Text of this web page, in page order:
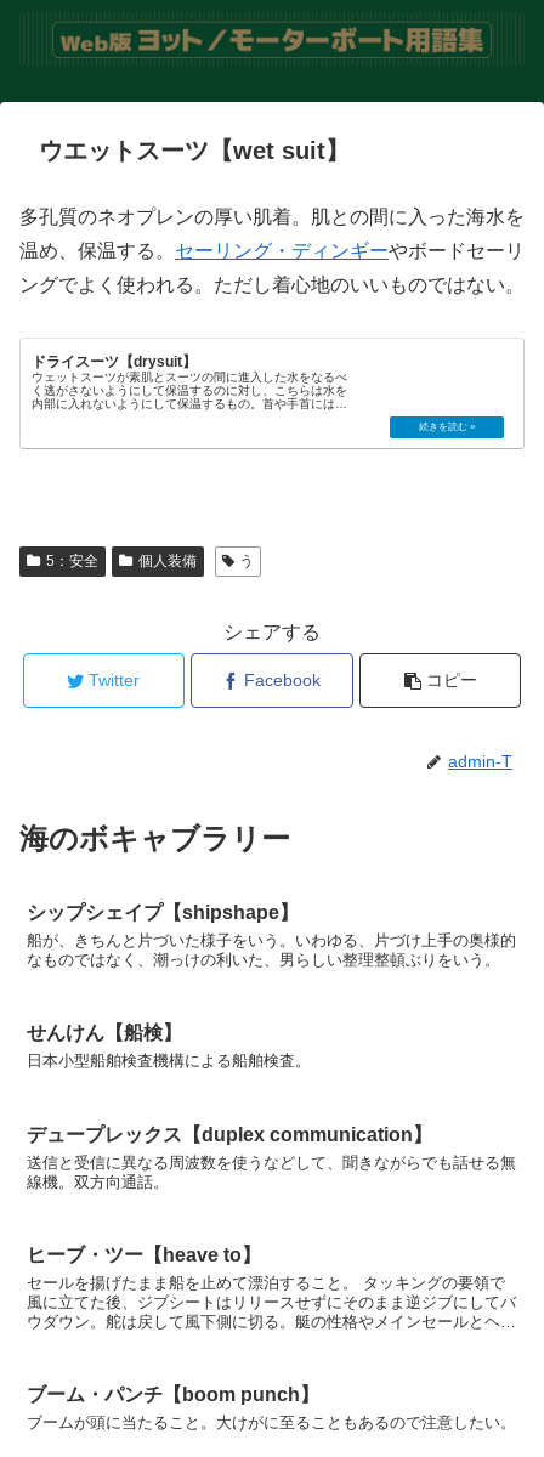
ウエットスーツ【wet suit】
多孔質のネオプレンの厚い肌着。肌との間に入った海水を
温め、保温する。 セーリング・ディンギーやボードセーリ
ングでよく使われる。ただし着心地のいいものではない。
ドライスーツ【drysuit】
ウェットスーツが素肌とスーツの間に進入した水をなるべ
く逃がさないようにして保温するのに対し、こちらは水を
内部に入れないようにして保温するもの。首や手首には柔
5：安全 個人装備 う
シェアする
Twitter Facebook コピー
admin-T
海のボキャブラリー
シップシェイプ【shipshape】
船が、きちんと片づいた様子をいう。いわゆる、片づけ上手の奥様的
なものではなく、潮っけの利いた、男らしい整理整頓ぶりをいう。
せんけん【船検】
日本小型船舶検査機構による船舶検査。
デュープレックス【duplex communication】
送信と受信に異なる周波数を使うなどして、聞きながらでも話せる無
線機。双方向通話。
ヒーブ・ツー【heave to】
セールを揚げたまま船を止めて漂泊すること。 タッキングの要領で
風に立てた後、ジブシートはリリースせずにそのまま逆ジブにしてバ
ウダウン。舵は戻して風下側に切る。艇の性格やメインセールとヘッ
ブーム・パンチ【boom punch】
ブームが頭に当たること。大けがに至ることもあるので注意したい。